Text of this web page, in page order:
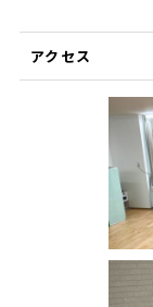
アクセス